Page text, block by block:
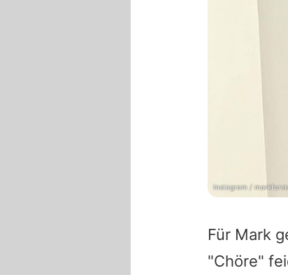
Für Mark
"Chöre"
Instagram /